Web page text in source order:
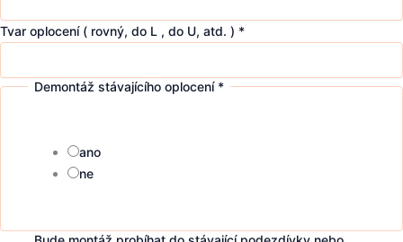
Tvar oplocení ( rovný, do L , do U, atd. ) *
Demontáž stávajícího oplocení *
ano
ne